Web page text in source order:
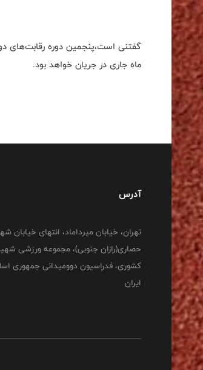
ماه جاری در جریان خواهد بود.
آدرس
تهران، خیابان میرداماد، انتهای خیابان
حصاری(رازان جنوبی)، مجموعه ورزشی
کشوری، فدراسیون دوومیدانی جمهوری
ایران